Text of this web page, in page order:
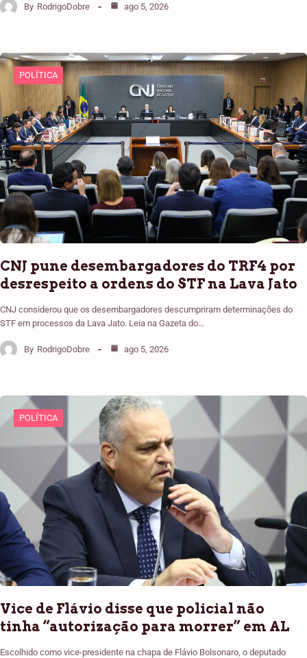
By RodrigoDobre ago 5, 2026
POLÍTICA
CNJ pune desembargadores do TRF4 por
desrespeito a ordens do STF na Lava Jato
CNJ considerou que os desembargadores descumpriram determinações do
STF em processos da Lava Jato. Leia na Gazeta do…
By RodrigoDobre ago 5, 2026
POLÍTICA
Vice de Flávio disse que policial não
tinha “autorização para morrer” em AL
Escolhido como vice-presidente na chapa de Flávio Bolsonaro, o deputado